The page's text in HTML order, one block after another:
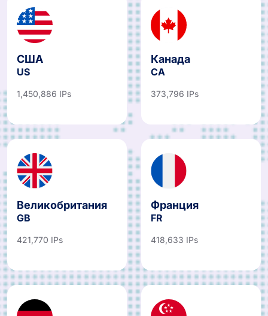
США
US
1,450,886 IPs
Канада
CA
373,796 IPs
Великобритания
GB
421,770 IPs
Франция
FR
418,633 IPs